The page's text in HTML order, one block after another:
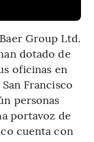
Group Ltd.
dotado de
oficinas en
Francisco
personas
portavoz de
cuenta con